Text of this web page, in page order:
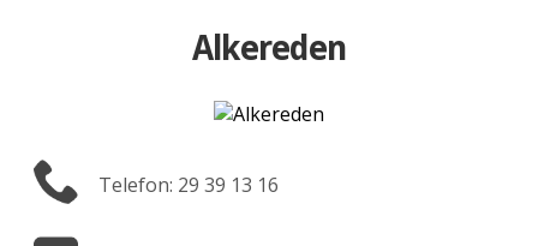
Alkereden
Telefon: 29 39 13 16